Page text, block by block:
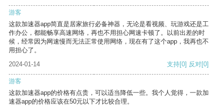
游客
这款加速器app简直是居家旅行必备神器，无论是看视频、玩游戏还是工
作办公，都能畅享高速网络，再也不用担心网速卡顿了。以前出差的时
候，经常因为网速慢而无法正常使用网络，现在有了这个app，我再也不
用担心了。
2024-01-14
支持[0] 反对[0]
游客
这款加速器app的价格有点贵，可以适当降低一些。我个人觉得，一款加
速器app的价格应该在50元以下才比较合理。